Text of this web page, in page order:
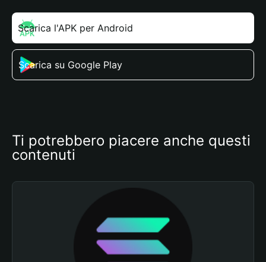
Scarica l'APK per Android
Scarica su Google Play
Ti potrebbero piacere anche questi
contenuti